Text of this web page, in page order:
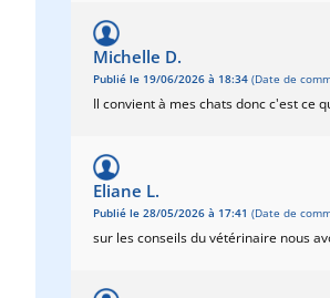
Michelle D.
Publié le 19/06/2026 à 18:34 (Date de
Il convient à mes chats donc c'est ce
Eliane L.
Publié le 28/05/2026 à 17:41 (Date de
sur les conseils du vétérinaire nous